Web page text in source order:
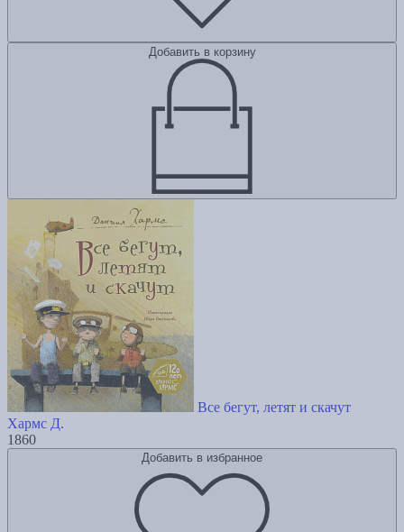
Добавить в корзину
Все бегут, летят и скачут
Хармс Д.
1860
Добавить в избранное